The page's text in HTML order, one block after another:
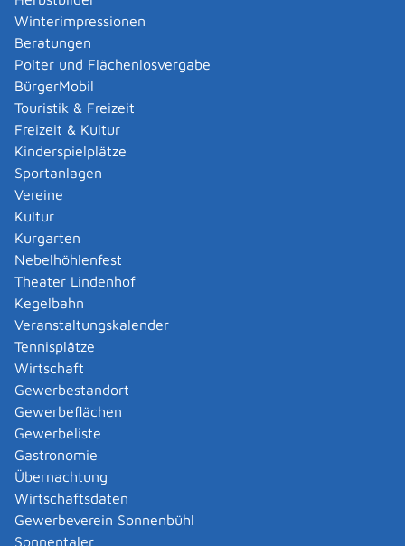
Winterimpressionen
Beratungen
Polter und Flächenlosvergabe
BürgerMobil
Touristik & Freizeit
Freizeit & Kultur
Kinderspielplätze
Sportanlagen
Vereine
Kultur
Kurgarten
Nebelhöhlenfest
Theater Lindenhof
Kegelbahn
Veranstaltungskalender
Tennisplätze
Wirtschaft
Gewerbestandort
Gewerbeflächen
Gewerbeliste
Gastronomie
Übernachtung
Wirtschaftsdaten
Gewerbeverein Sonnenbühl
Sonnentaler
Familienpfleger, Heilerziehungsassistent,
Heilpädagoge, Jugend- und Heimerzieher,
Sozialarbeiter, Sozialpädagoge mit ausländischer
Berufsausbildung – Erlaubnis zur Führung der
Berufsbezeichnung beantragen
Altersrente - Rente bei vorzeitigem Eintritt in den
Ruhestand beantragen
Altersrente für besonders langjährig Versicherte
beantragen
Altersrente für schwerbehinderte Menschen
beantragen
Amtliche Meldebestätigung ausstellen
Andere Strafanzeige stellen
Änderung bezüglich des Betriebs gentechnischer
Anlagen mitteilen
Änderung der Gemeinschaftslizenz beantragen
Änderung des Entwicklungsziels einer Ökokonto-
Maßnahme beantragen
Änderung des Wohnsitzes innerhalb derselben
Stadt oder Gemeinde melden
Änderung nach Beantragung oder bei Bezug von
Bürgergeld mitteilen
Änderung persönlicher Daten der Hochschule
mitteilen
Änderungen an die Krankenkasse melden